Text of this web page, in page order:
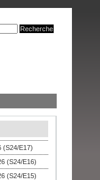
(S24/E17)
(S24/E16)
(S24/E15)